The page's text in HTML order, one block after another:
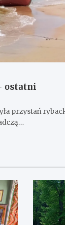
ostatni
przystań